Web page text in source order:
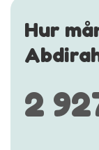
Hur
2